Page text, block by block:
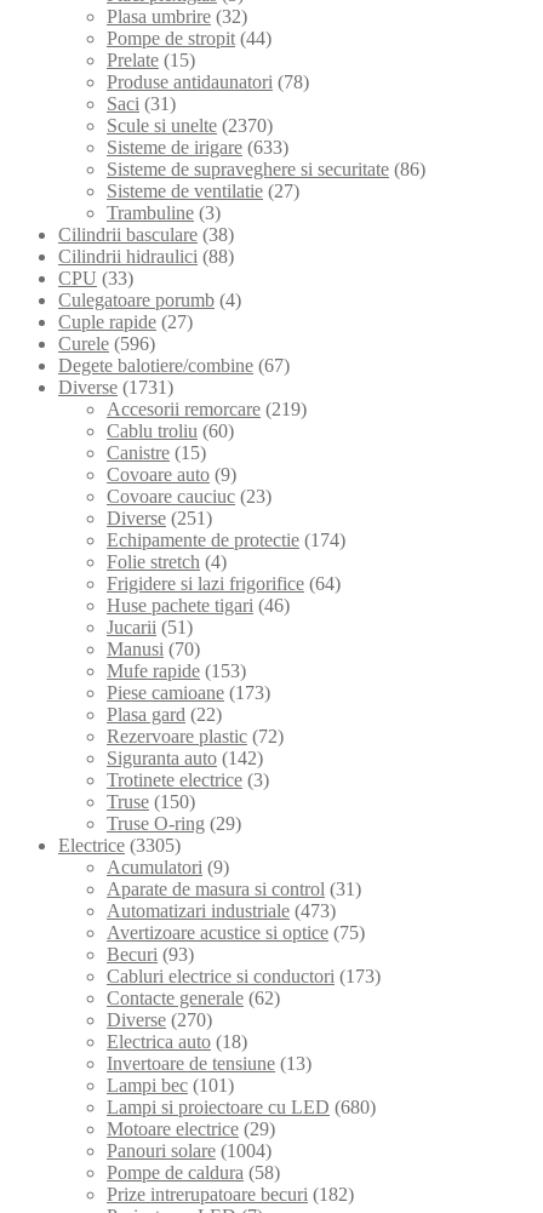
Plasa umbrire (32)
Pompe de stropit (44)
Prelate (15)
Produse antidaunatori (78)
Saci (31)
Scule si unelte (2370)
Sisteme de irigare (633)
Sisteme de supraveghere si securitate (86)
Sisteme de ventilatie (27)
Trambuline (3)
Cilindrii basculare (38)
Cilindrii hidraulici (88)
CPU (33)
Culegatoare porumb (4)
Cuple rapide (27)
Curele (596)
Degete balotiere/combine (67)
Diverse (1731)
Accesorii remorcare (219)
Cablu troliu (60)
Canistre (15)
Covoare auto (9)
Covoare cauciuc (23)
Diverse (251)
Echipamente de protectie (174)
Folie stretch (4)
Frigidere si lazi frigorifice (64)
Huse pachete tigari (46)
Jucarii (51)
Manusi (70)
Mufe rapide (153)
Piese camioane (173)
Plasa gard (22)
Rezervoare plastic (72)
Siguranta auto (142)
Trotinete electrice (3)
Truse (150)
Truse O-ring (29)
Electrice (3305)
Acumulatori (9)
Aparate de masura si control (31)
Automatizari industriale (473)
Avertizoare acustice si optice (75)
Becuri (93)
Cabluri electrice si conductori (173)
Contacte generale (62)
Diverse (270)
Electrica auto (18)
Invertoare de tensiune (13)
Lampi bec (101)
Lampi si proiectoare cu LED (680)
Motoare electrice (29)
Panouri solare (1004)
Pompe de caldura (58)
Prize intrerupatoare becuri (182)